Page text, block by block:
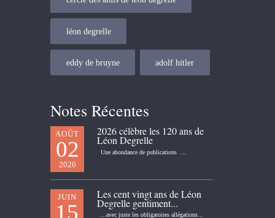
léon degrelle
eddy de bruyne adolf hitler
Notes Récentes
AOÛT
02
2026
2026 célèbre les 120 ans de
Léon Degrelle
Une abondance de publications ...
JUIN
15
Les cent vingt ans de Léon
Degrelle gentiment...
...avec juste les obligatoires allégations...